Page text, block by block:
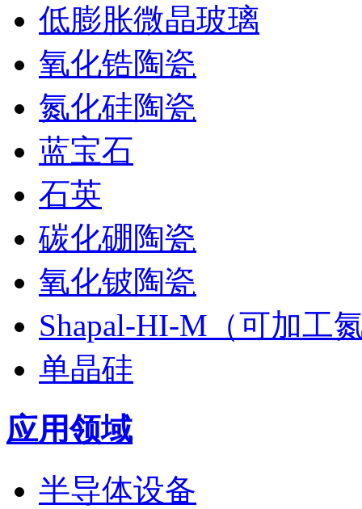
低膨胀微晶玻璃
氧化锆陶瓷
氮化硅陶瓷
蓝宝石
石英
碳化硼陶瓷
氧化铍陶瓷
Shapal-HI-M（可加工
单晶硅
应用领域
半导体设备